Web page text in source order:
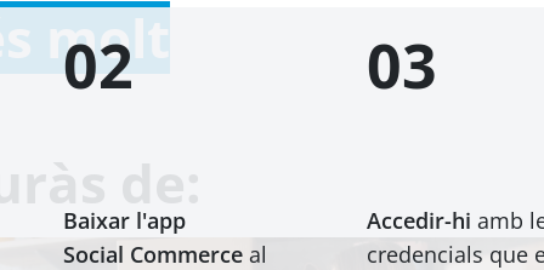
molt
02
Baixar l'app
Social Commerce al
03
Accedir-hi amb
credencials que